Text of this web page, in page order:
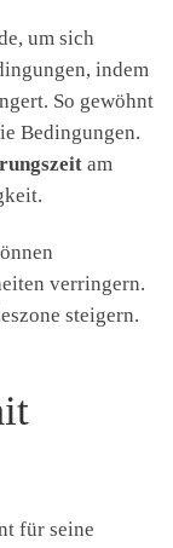
um sich
indem
So gewöhnt
Bedingungen.
am
verringern.
steigern.
für seine